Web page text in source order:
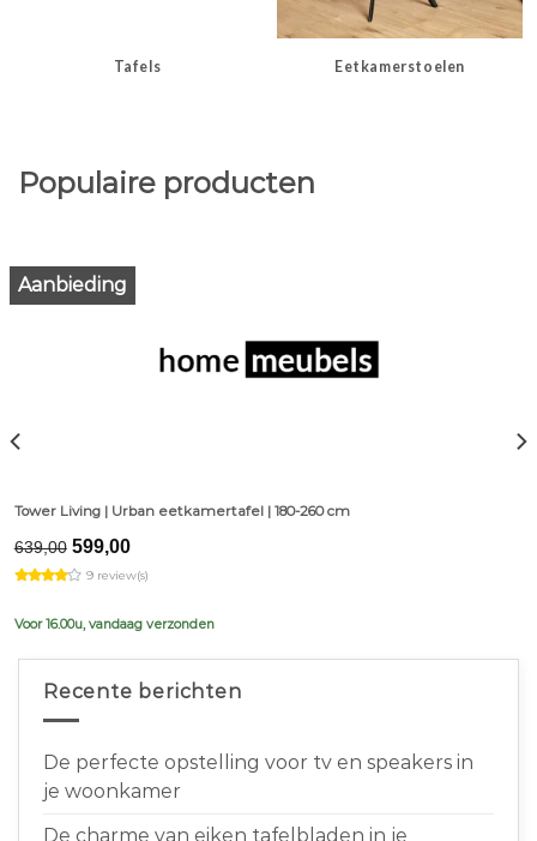
Tafels Eetkamerstoelen
Populaire producten
Aanbieding
Tower Living | Urban eetkamertafel | 180-260 cm
639,00 Original
price
was:
599,00Current
is:
9 review(s)
Voor 16.00u, vandaag verzonden
Recente berichten
De perfecte opstelling voor tv en speakers in
je woonkamer
De charme van eiken tafelbladen in je